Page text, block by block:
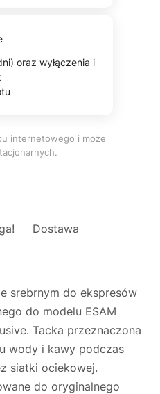
oraz wyłączenia i
internetowego i może
Dostawa
srebrnym do ekspresów
do modelu ESAM
Tacka przeznaczona
wody i kawy podczas
siatki ociekowej.
do oryginalnego